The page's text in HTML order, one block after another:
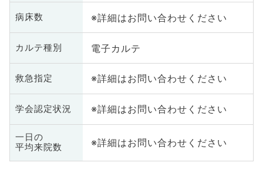
病床数 ※詳細はお問い合わせください
カルテ種別 電子カルテ
救急指定 ※詳細はお問い合わせください
学会認定状況 ※詳細はお問い合わせください
一日の
平均来院数
※詳細はお問い合わせください